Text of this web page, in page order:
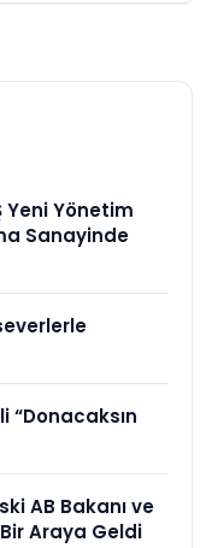
Yeni Yönetim
Sanayinde
“Donacaksın
AB Bakanı ve
Araya Geldi